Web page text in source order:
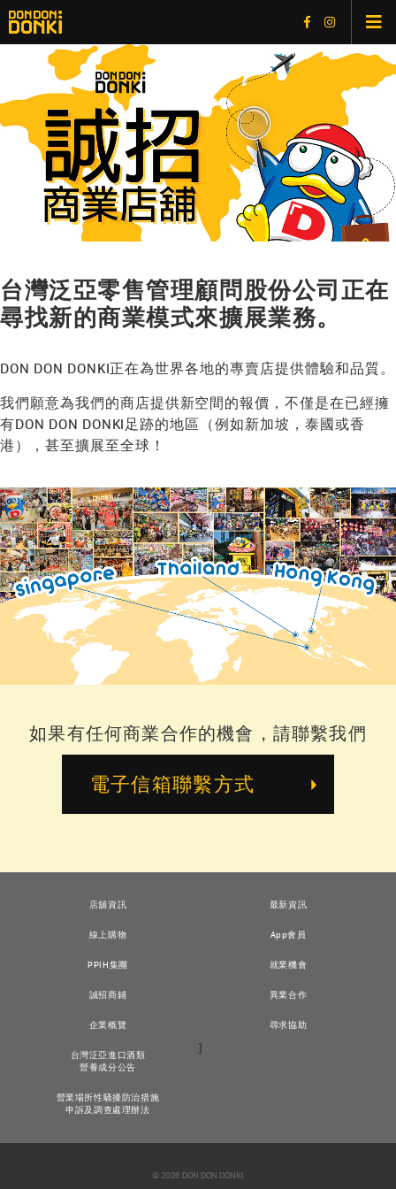
最新資訊
線上購物
App會員
PPIH集團
誠招商鋪
異業合作
企業概覽
台灣泛亞零售管理顧問股份公司正在
尋找新的商業模式來擴展業務。
DON DON DONKI正在為世界各地的專賣店提供體驗和品質。
我們願意為我們的商店提供新空間的報價，不僅是在已經擁
有DON DON DONKI足跡的地區（例如新加坡，泰國或香
港），甚至擴展至全球！
如果有任何商業合作的機會，請聯繫我們
電子信箱聯繫方式
店舖資訊 最新資訊
線上購物 App會員
PPIH集團 就業機會
誠招商鋪 異業合作
企業概覽 尋求協助
台灣泛亞進口酒類
營養成分公告
]
營業場所性騷擾防治措施
申訴及調查處理辦法
© 2026 DON DON DONKI